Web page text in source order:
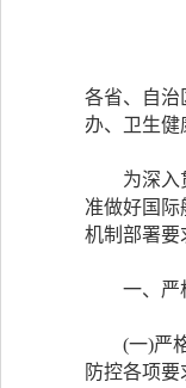
各省、自治
办、卫生
为深入贯
准做好国
机制部署要
一、严格
(一)严格
防控各项